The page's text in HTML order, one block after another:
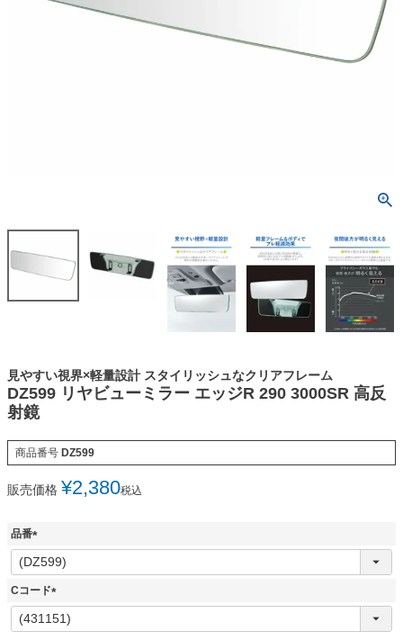
見やすい視界×軽量設計 スタイリッシュなクリアフレーム
DZ599 リヤビューミラー エッジR 290 3000SR 高反
射鏡
商品番号 DZ599
販売価格 ¥2,380税込
品番
(
必
Cコード
(
必